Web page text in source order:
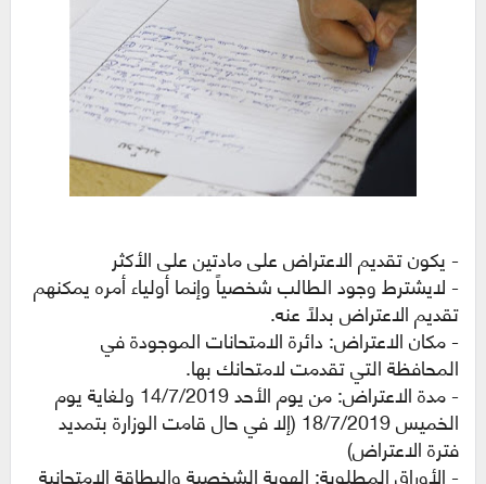
- يكون تقديم الاعتراض على مادتين على الأكثر
- لايشترط وجود الطالب شخصياً وإنما أولياء أمره يمكنهم
تقديم الاعتراض بدلاً عنه.
- مكان الاعتراض: دائرة الامتحانات الموجودة في
المحافظة التي تقدمت لامتحانك بها.
- مدة الاعتراض: من يوم الأحد 14/7/2019 ولغاية يوم
الخميس 18/7/2019 (إلا في حال قامت الوزارة بتمديد
فترة الاعتراض)
- الأوراق المطلوبة: الهوية الشخصية والبطاقة الامتحانية